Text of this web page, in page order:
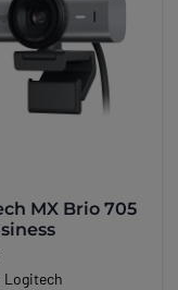
MX Brio 705
Logitech